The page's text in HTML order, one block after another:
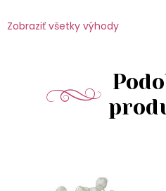
Zobraziť všetky výhody